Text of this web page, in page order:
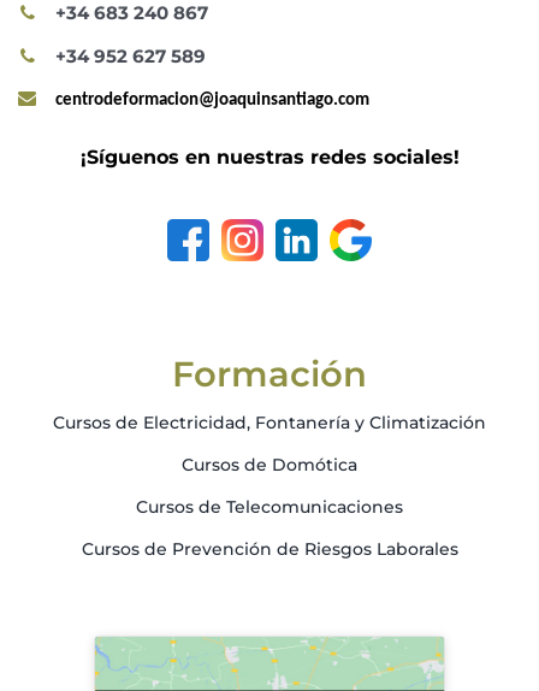
+34 683 240 867
+34 952 627 589
centrodeformacion@joaquinsantiago.com
¡Síguenos en nuestras redes sociales!
Formación
Cursos de Electricidad, Fontanería y Climatización
Cursos de Domótica
Cursos de Telecomunicaciones
Cursos de Prevención de Riesgos Laborales